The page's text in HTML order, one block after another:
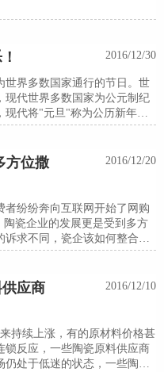
，而内销的，则存在含量超标
2016/12/30
世界多数国家通行的节日。世
现代世界多数国家为公元制纪
现代将"元旦"称为公历新年，
各种不同的方式庆祝新年的
方位撒
2016/12/20
纷纷奔向互联网开始了网购
陶瓷企业的发展更是受到多方
诉求不同，瓷企该如何整合那
呢?
应商
2016/12/10
持续上涨，有的原材料价格甚
锁反应，一些陶瓷原料供应商
处于低迷的状态，一些陶瓷